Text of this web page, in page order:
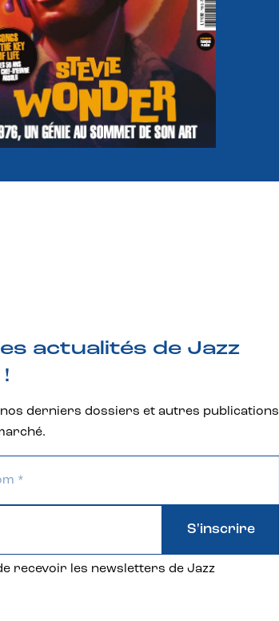
actualités de Jazz
derniers dossiers et autres publications
recevoir les newsletters de Jazz
S'inscrire